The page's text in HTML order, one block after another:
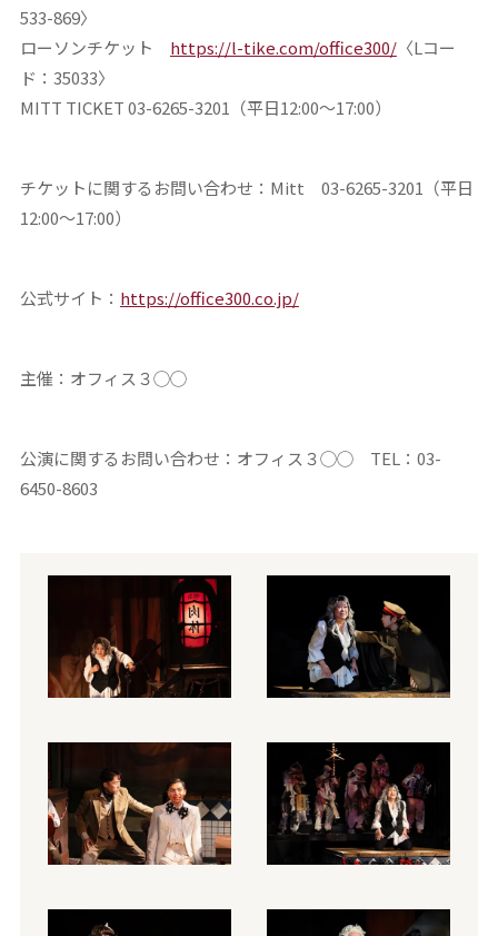
533-869〉
ローソンチケット https://l-tike.com/office300/〈Lコー
ド：35033〉
MITT TICKET 03-6265-3201（平日12:00〜17:00）
チケットに関するお問い合わせ：Mitt 03-6265-3201（平日
12:00～17:00）
公式サイト： https://office300.co.jp/
主催：オフィス３◯◯
公演に関するお問い合わせ：オフィス３◯◯ TEL：03-
6450-8603